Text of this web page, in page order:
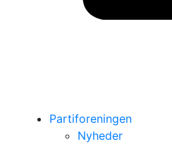
Partiforeningen
Nyheder